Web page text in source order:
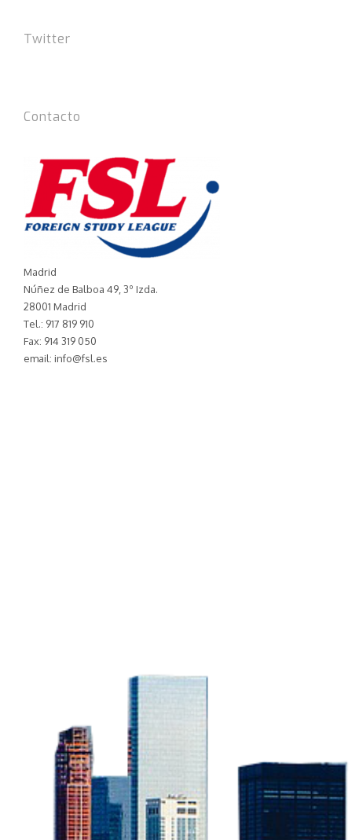
Twitter
Contacto
Madrid
Núñez de Balboa 49, 3º Izda.
28001 Madrid
Tel.: 917 819 910
Fax: 914 319 050
email: info@fsl.es